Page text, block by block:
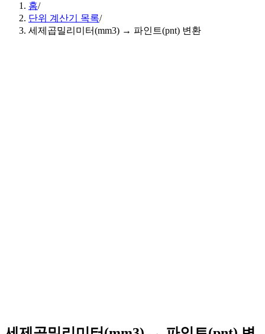
홈/
단위 계산기 목록/
세제곱밀리미터(mm3) → 파인트(pnt) 변환